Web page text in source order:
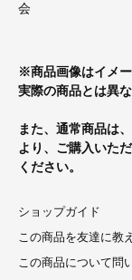
会
※商品画像はイメー
実際の商品とは異
また、通常商品は
より、ご購入いた
ください。
ショップガイド
この商品を友達に教
この商品について問